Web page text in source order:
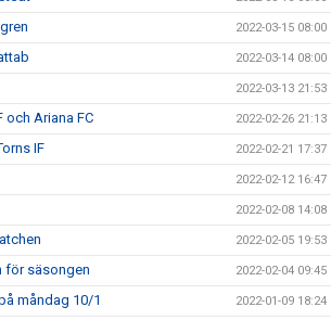
2022-03-15 08:00
2022-03-14 08:00
2022-03-13 21:53
och Ariana FC 2022-02-26 21:13
IF 2022-02-21 17:37
2022-02-12 16:47
2022-02-08 14:08
2022-02-05 19:53
för säsongen 2022-02-04 09:45
måndag 10/1 2022-01-09 18:24